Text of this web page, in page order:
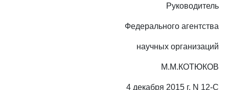
Руководитель
Федерального агентства
научных организаций
М.М.КОТЮКОВ
4 декабря 2015 г. N 12-С